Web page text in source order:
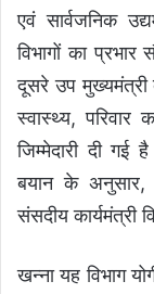
एवं सार्वजनिक
विभागों का
दूसरे उप मुख्यमंत्री
स्वास्थ्य,
जिम्मेदारी दी
बयान के अनुसार,
संसदीय कार्यमंत्री
खन्ना यह विभाग